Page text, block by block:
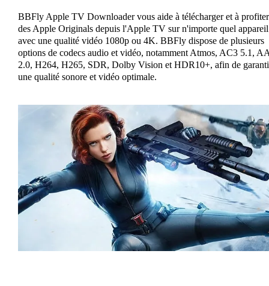
BBFly Apple TV Downloader vous aide à télécharger et à profiter
des Apple Originals depuis l'Apple TV sur n'importe quel appareil
avec une qualité vidéo 1080p ou 4K. BBFly dispose de plusieurs
options de codecs audio et vidéo, notamment Atmos, AC3 5.1,
2.0, H264, H265, SDR, Dolby Vision et HDR10+, afin de
une qualité sonore et vidéo optimale.